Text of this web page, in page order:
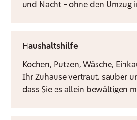
und Nacht – ohne den Umzug
Haushaltshilfe
Kochen, Putzen, Wäsche,
Ihr Zuhause vertraut, sauber
dass Sie es allein bewältigen